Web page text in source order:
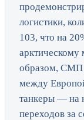
логистики,
103, что на
образом, СМП
между
танкеры — на
переходов за